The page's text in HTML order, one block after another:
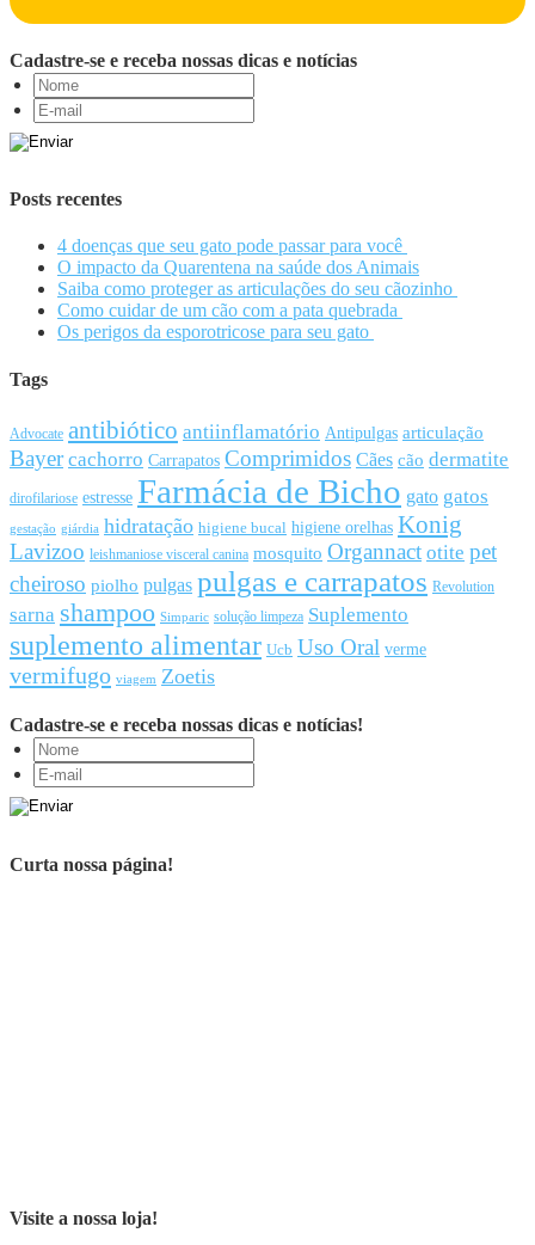
Cadastre-se e receba nossas dicas e notícias
Posts recentes
4 doenças que seu gato pode passar para você
O impacto da Quarentena na saúde dos Animais
Saiba como proteger as articulações do seu cãozinho
Como cuidar de um cão com a pata quebrada
Os perigos da esporotricose para seu gato
Tags
Advocate antibiótico antiinflamatório Antipulgas articulação
Bayer cachorro Carrapatos Comprimidos Cães cão dermatite
dirofilariose estresse Farmácia de Bicho gato gatos
gestação giárdia hidratação higiene bucal higiene orelhas Konig
Lavizoo leishmaniose visceral canina mosquito Organnact otite pet
cheiroso piolho pulgas pulgas e carrapatos Revolution
sarna shampoo Simparic solução limpeza Suplemento
suplemento alimentar Ucb Uso Oral verme
vermifugo viagem Zoetis
Cadastre-se e receba nossas dicas e notícias!
Curta nossa página!
Visite a nossa loja!